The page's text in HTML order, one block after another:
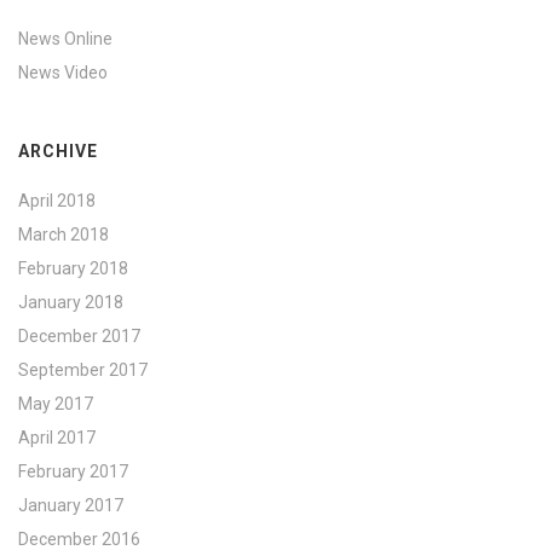
News Online
News Video
ARCHIVE
April 2018
March 2018
February 2018
January 2018
December 2017
September 2017
May 2017
April 2017
February 2017
January 2017
December 2016